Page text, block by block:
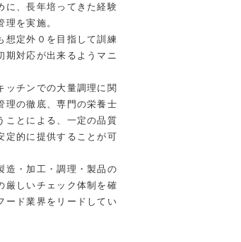
に、長年培ってきた経験
理を実施。
想定外０を目指して訓練
期対応が出来るようマニ
ッチンでの大量調理に関
理の徹底、専門の栄養士
ことによる、一定の品質
定的に提供することが可
造・加工・調理・製品の
厳しいチェック体制を確
ード業界をリードしてい